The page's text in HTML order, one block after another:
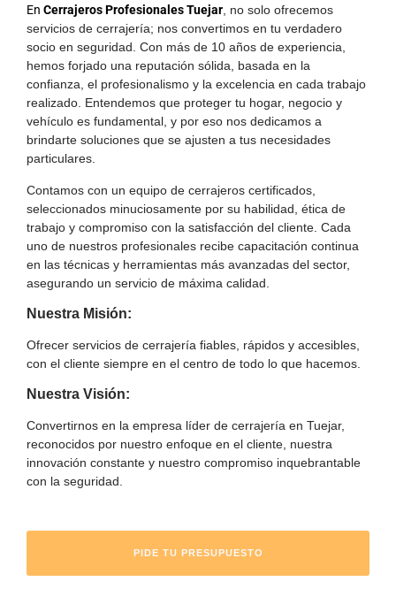
En Cerrajeros Profesionales Tuejar , no solo ofrecemos
servicios de cerrajería; nos convertimos en tu verdadero
socio en seguridad. Con más de 10 años de experiencia
hemos forjado una reputación sólida, basada en la
confianza, el profesionalismo y la excelencia en cada trabajo
realizado. Entendemos que proteger tu hogar, negocio y
vehículo es fundamental, y por eso nos dedicamos a
brindarte soluciones que se ajusten a tus necesidades
particulares.
Contamos con un equipo de cerrajeros certificados
seleccionados minuciosamente por su habilidad, ética de
trabajo y compromiso con la satisfacción del cliente. Cada
uno de nuestros profesionales recibe capacitación continua
en las técnicas y herramientas más avanzadas del sector,
asegurando un servicio de máxima calidad.
Nuestra Misión:
Ofrecer servicios de cerrajería fiables, rápidos y accesibles,
con el cliente siempre en el centro de todo lo que hacemos.
Nuestra Visión:
Convertirnos en la empresa líder de cerrajería en Tuejar,
reconocidos por nuestro enfoque en el cliente, nuestra
innovación constante y nuestro compromiso inquebrantable
con la seguridad.
PIDE TU PRESUPUESTO